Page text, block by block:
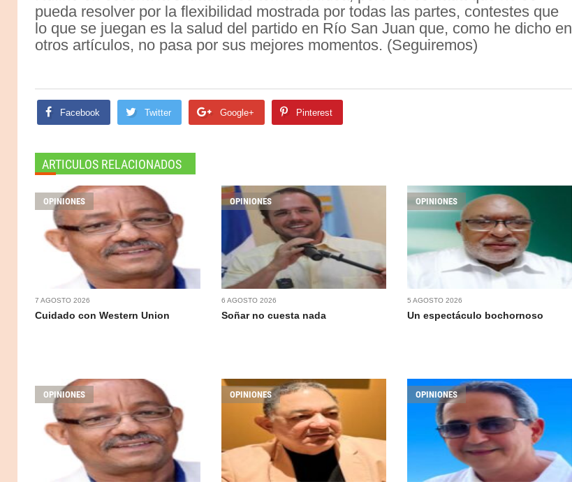
pueda resolver por la flexibilidad mostrada por todas las partes, contestes que
lo que se juegan es la salud del partido en Río San Juan que, como he dicho en
otros artículos, no pasa por sus mejores momentos. (Seguiremos)
Facebook Twitter Google+ Pinterest
ARTICULOS RELACIONADOS
OPINIONES
7 AGOSTO 2026
Cuidado con Western Union
OPINIONES
6 AGOSTO 2026
Soñar no cuesta nada
OPINIONES
5 AGOSTO 2026
Un espectáculo bochornoso
OPINIONES OPINIONES OPINIONES